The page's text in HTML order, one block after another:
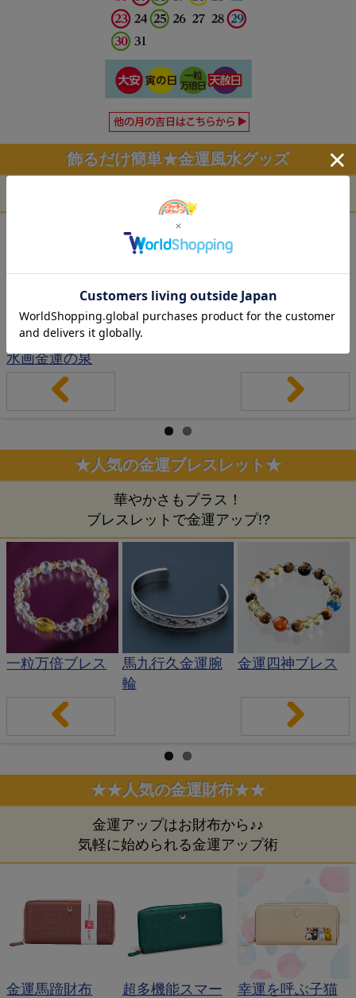
飾るだけ簡単★金運風水グッズ
トイレ用ミニ風
水画金運の泉
福来四神光玉
evi
ou
xt
★人気の金運ブレスレット★
華やかさもプラス！
ブレスレットで金運アップ!?
一粒万倍ブレス
馬九行久金運腕
輪
金運四神ブレス
evi
ou
xt
★★人気の金運財布★★
金運アップはお財布から♪♪
気軽に始められる金運アップ術
金運馬蹄財布
超多機能スマー
幸運を呼ぶ子猫